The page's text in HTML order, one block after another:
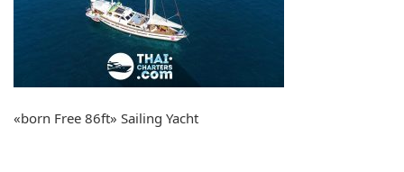
«born Free 86ft» Sailing Yacht